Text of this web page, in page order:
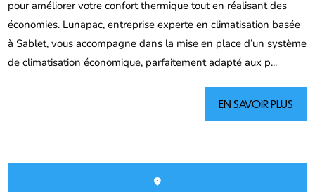
pour améliorer votre confort thermique tout en réalisant des
économies. Lunapac, entreprise experte en climatisation basée
à Sablet, vous accompagne dans la mise en place d’un système
de climatisation économique, parfaitement adapté aux p...
EN SAVOIR PLUS